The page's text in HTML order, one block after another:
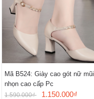
Mã B524: Giày cao gót nữ mũi
nhọn cao cấp Pc
1.590.000₫ 1.150.000₫